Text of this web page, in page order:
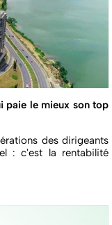
paie le mieux son top
des dirigeants
: c'est la rentabilité